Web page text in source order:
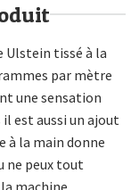
Ulstein tissé à la
par mètre
une sensation
est aussi un ajout
à la main donne
ne peux tout
machine.